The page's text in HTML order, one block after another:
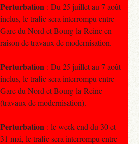
Perturbation : Du 25 juillet au 7 août
inclus, le trafic sera interrompu entre
Gare du Nord et Bourg-la-Reine en
raison de travaux de modernisation.
Perturbation : Du 25 juillet au 7 août
inclus, le trafic sera interrompu entre
Gare du Nord et Bourg-la-Reine
(travaux de modernisation).
Perturbation : le week-end du 30 et
31 mai, le trafic sera interrompu entre